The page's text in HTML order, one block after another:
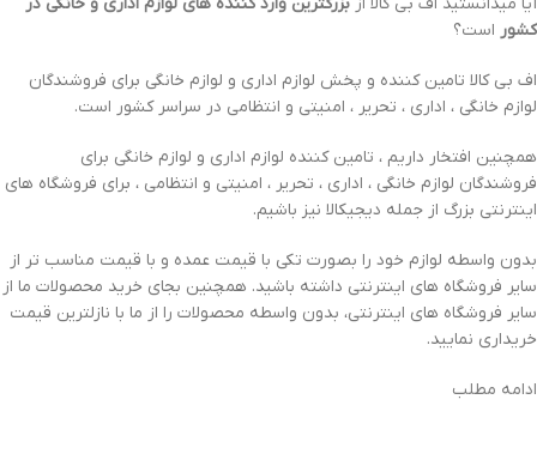
کشور است؟
اف بی کالا تامین کننده و پخش لوازم اداری و لوازم خانگی برای فروشندگان
لوازم خانگی ، اداری ، تحریر ، امنیتی و انتظامی در سراسر کشور است.
همچنین افتخار داریم ، تامین کننده لوازم اداری و لوازم خانگی برای
فروشندگان لوازم خانگی ، اداری ، تحریر ، امنیتی و انتظامی ، برای فروشگاه های
اینترنتی بزرگ از جمله دیجیکالا نیز باشیم.
بدون واسطه لوازم خود را بصورت تکی با قیمت عمده و با قیمت مناسب تر از
سایر فروشگاه های اینترنتی داشته باشید. همچنین بجای خرید محصولات ما از
سایر فروشگاه های اینترنتی، بدون واسطه محصولات را از ما با نازلترین قیمت
خریداری نمایید.
ادامه مطلب